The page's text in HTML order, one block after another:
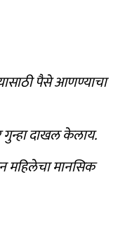
पैसे आणण्याचा
गुन्हा दाखल केलाय.
महिलेचा मानसिक